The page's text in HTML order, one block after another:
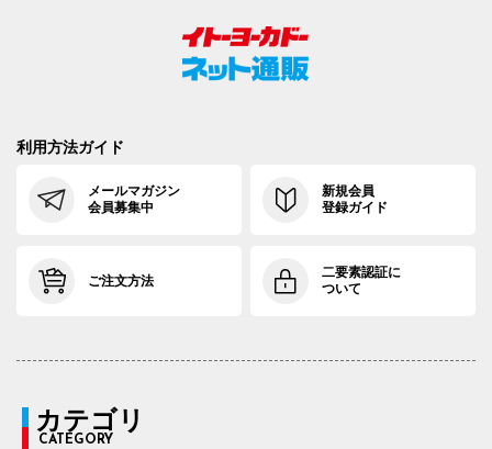
利用方法ガイド
メールマガジン
会員募集中
新規会員
登録ガイド
ご注文方法
二要素認証に
ついて
カテゴリ
CATEGORY